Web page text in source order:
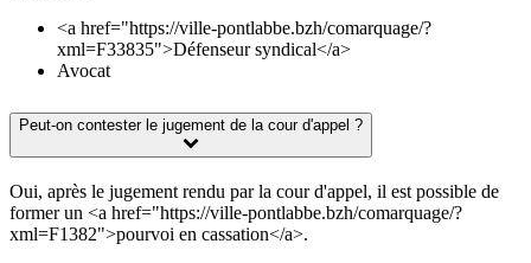
<a href="https://ville-pontlabbe.bzh/comarquage/?
xml=F33835">Défenseur syndical</a>
Avocat
Peut-on contester le jugement de la cour d'appel ?
Oui, après le jugement rendu par la cour d'appel, il est possible de
former un <a href="https://ville-pontlabbe.bzh/comarquage/?
xml=F1382">pourvoi en cassation</a>.